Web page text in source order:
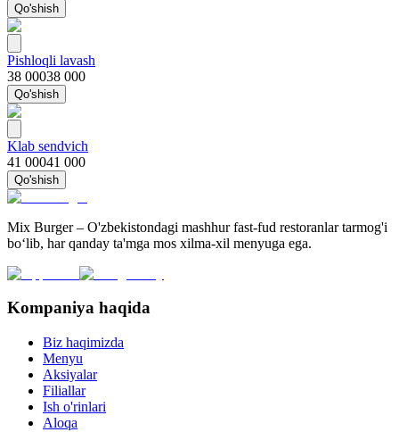
Qo'shish
Pishloqli lavash
38 00038 000
Qo'shish
Klab sendvich
41 00041 000
Qo'shish
Mix Burger – O'zbekistondagi mashhur fast-fud restoranlar tarmog'i
bo‘lib, har qanday ta'mga mos xilma-xil menyuga ega.
Kompaniya haqida
Biz haqimizda
Menyu
Aksiyalar
Filiallar
Ish o'rinlari
Aloqa